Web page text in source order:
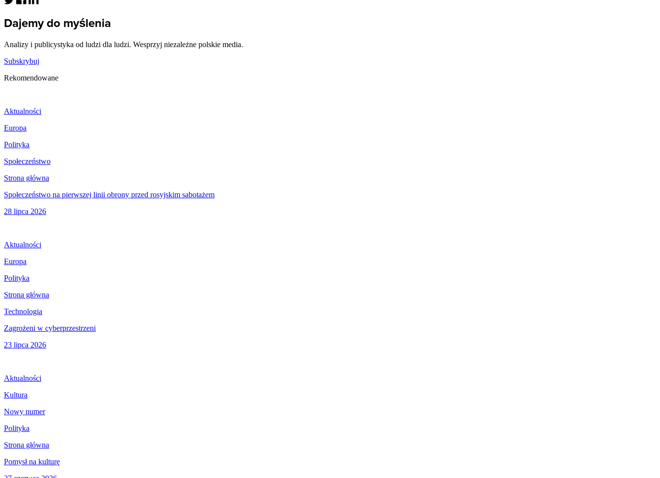
Dajemy do myślenia
Analizy i publicystyka od ludzi dla ludzi. Wesprzyj niezależne polskie media.
Subskrybuj
Rekomendowane
Aktualności
Europa
Polityka
Społeczeństwo
Strona główna
Społeczeństwo na pierwszej linii obrony przed rosyjskim sabotażem
28 lipca 2026
Aktualności
Europa
Polityka
Strona główna
Technologia
Zagrożeni w cyberprzestrzeni
23 lipca 2026
Aktualności
Kultura
Nowy numer
Polityka
Strona główna
Pomysł na kulturę